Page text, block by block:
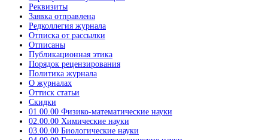
Реквизиты
Заявка отправлена
Редколлегия журнала
Отписка от рассылки
Отписаны
Публикационная этика
Порядок рецензирования
Политика журнала
О журналах
Оттиск статьи
Скидки
01.00.00 Физико-математические науки
02.00.00 Химические науки
03.00.00 Биологические науки